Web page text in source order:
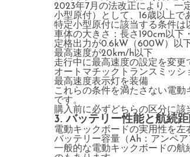
2023年7月の法改正により、一
小型原付）として、16歳以上で
特定小型原付に該当する条件は
車体の大きさ：長さ190cm以下
定格出力が0.6kW（600W）以
最高速度が20km/h以下
走行中に最高速度の設定を変更
オートマチックトランスミッシ
最高速度表示灯を装備
これらの条件を満たさない電
です。
購入前に必ずどちらの区分に該
3. バッテリー性能と航続
電動キックボードの実用性を左
バッテリー容量（Ah：アンペ
一般的な電動キックボードの